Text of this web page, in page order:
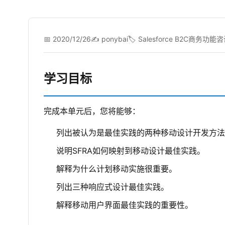
📅 2020/12/26✍️ ponybai🏷️ Salesforce B2C商务功能咨
学习目标
完成本单元后，您将能够：
列出被认为是最佳实践的两种移动设计开发方法
说明SFRA如何映射到移动设计最佳实践。
解释为什么计划移动实施很重要。
列出三种响应式设计最佳实践。
解释移动用户界面最佳实践的重要性。